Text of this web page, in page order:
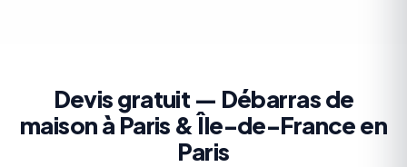
Devis gratuit — Débarras de
maison à Paris & Île-de-France en
Paris